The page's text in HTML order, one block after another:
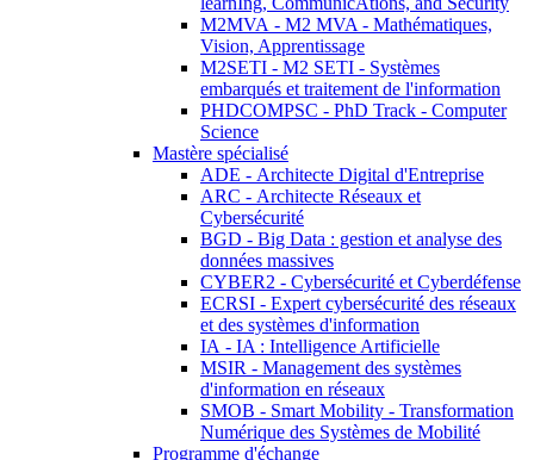
M2MVA - M2 MVA - Mathématiques,
Vision, Apprentissage
M2SETI - M2 SETI - Systèmes
embarqués et traitement de l'information
PHDCOMPSC - PhD Track - Computer
Science
Mastère spécialisé
ADE - Architecte Digital d'Entreprise
ARC - Architecte Réseaux et
Cybersécurité
BGD - Big Data : gestion et analyse des
données massives
CYBER2 - Cybersécurité et Cyberdéfense
ECRSI - Expert cybersécurité des réseaux
et des systèmes d'information
IA - IA : Intelligence Artificielle
MSIR - Management des systèmes
d'information en réseaux
SMOB - Smart Mobility - Transformation
Numérique des Systèmes de Mobilité
Programme d'échange